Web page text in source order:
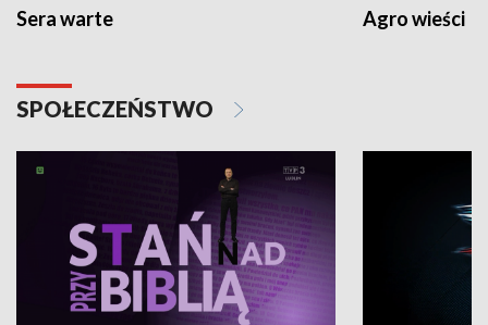
Sera warte Agro wieści
SPOŁECZEŃSTWO